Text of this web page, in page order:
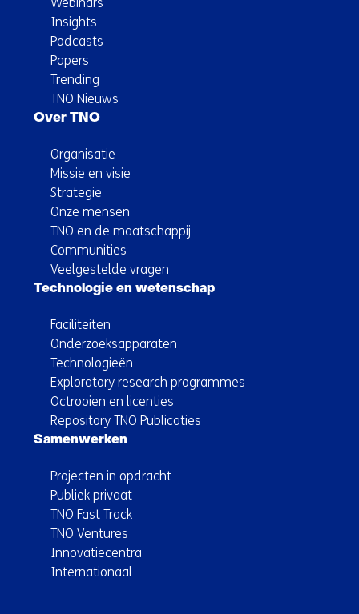
Insights
Podcasts
Papers
Trending
TNO Nieuws
Over TNO
Organisatie
Missie en visie
Strategie
Onze mensen
TNO en de maatschappij
Communities
Veelgestelde vragen
Technologie en wetenschap
Faciliteiten
Onderzoeksapparaten
Technologieën
Exploratory research programmes
Octrooien en licenties
Repository TNO Publicaties
Samenwerken
Projecten in opdracht
Publiek privaat
TNO Fast Track
TNO Ventures
Innovatiecentra
Internationaal